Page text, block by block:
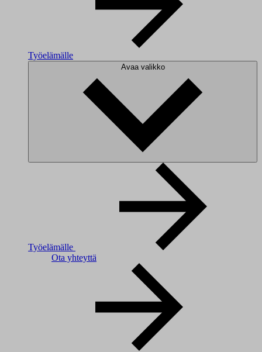
Työelämälle
Avaa valikko
Työelämälle
Ota yhteyttä